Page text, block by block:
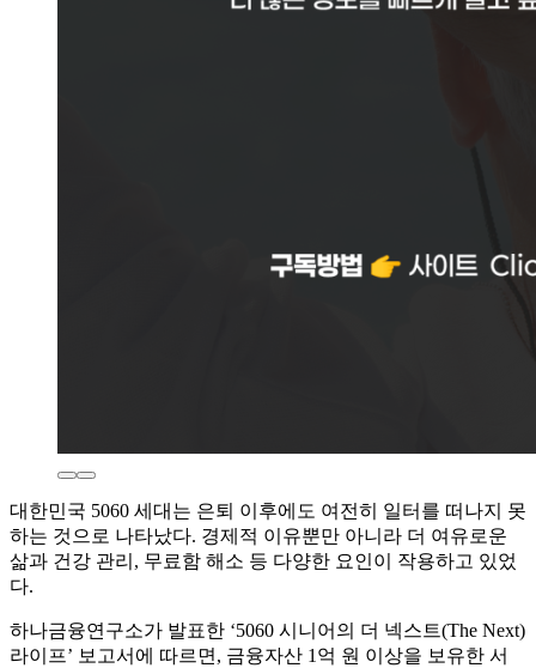
대한민국 5060 세대는 은퇴 이후에도 여전히 일터를 떠나지 못
하는 것으로 나타났다. 경제적 이유뿐만 아니라 더 여유로운
삶과 건강 관리, 무료함 해소 등 다양한 요인이 작용하고 있었
다.
하나금융연구소가 발표한 ‘5060 시니어의 더 넥스트(The Next)
라이프’ 보고서에 따르면, 금융자산 1억 원 이상을 보유한 서